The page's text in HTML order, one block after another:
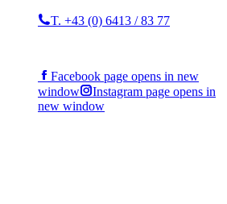
T. +43 (0) 6413 / 83 77
Facebook page opens in new
window
Instagram page opens in
new window